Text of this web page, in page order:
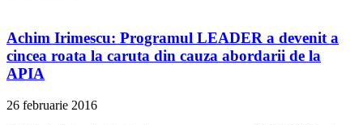
Achim Irimescu: Programul LEADER a devenit a
cincea roata la caruta din cauza abordarii de la
APIA
26 februarie 2016